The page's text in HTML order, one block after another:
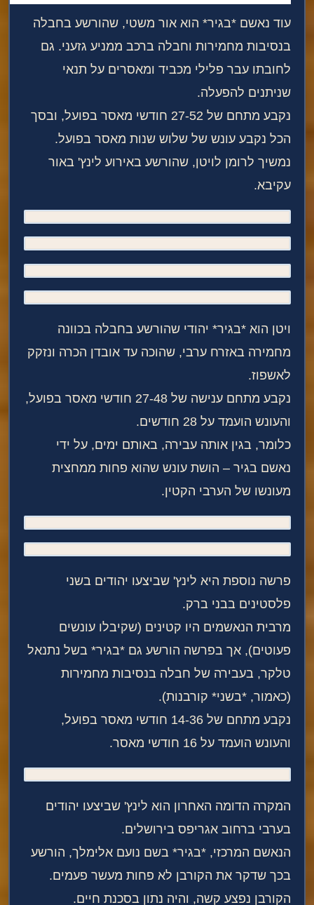
עוד נאשם *בגיר* הוא אור משטי, שהורשע בחבלה
בנסיבות מחמירות וחבלה ברכב ממניע גזעני. גם
לחובתו עבר פלילי מכביד ומאסרים על תנאי
שניתנים להפעלה.
נקבע מתחם של 27-52 חודשי מאסר בפועל, ובסך
הכל נקבע עונש של שלוש שנות מאסר בפועל.
נמשיך לרומן לויטן, שהורשע באירוע לינץ' באור
עקיבא.
ויטן הוא *בגיר* יהודי שהורשע בחבלה בכוונה
מחמירה באזרח ערבי, שהוכה עד אובדן הכרה ונזקק
לאשפוז.
נקבע מתחם ענישה של 27-48 חודשי מאסר בפועל,
והעונש הועמד על 28 חודשים.
כלומר, בגין אותה עבירה, באותם ימים, על ידי
נאשם בגיר – הושת עונש שהוא פחות ממחצית
מעונשו של הערבי הקטין.
פרשה נוספת היא לינץ' שביצעו יהודים בשני
פלסטינים בבני ברק.
מרבית הנאשמים היו קטינים (שקיבלו עונשים
פעוטים), אך בפרשה הורשע גם *בגיר* בשל נתנאל
טלקר, בעבירה של חבלה בנסיבות מחמירות
(כאמור, *בשני* קורבנות).
נקבע מתחם של 14-36 חודשי מאסר בפועל,
והעונש הועמד על 16 חודשי מאסר.
המקרה הדומה האחרון הוא לינץ' שביצעו יהודים
בערבי ברחוב אגריפס בירושלים.
הנאשם המרכזי, *בגיר* בשם נועם אלימלך, הורשע
בכך שדקר את הקורבן לא פחות מעשר פעמים.
הקורבן נפצע קשה, והיה נתון בסכנת חיים.